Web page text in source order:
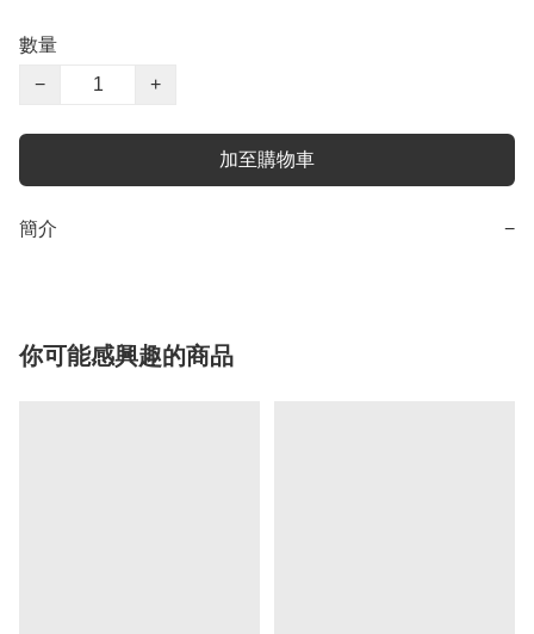
數量
−
+
加至購物車
簡介 −
你可能感興趣的商品